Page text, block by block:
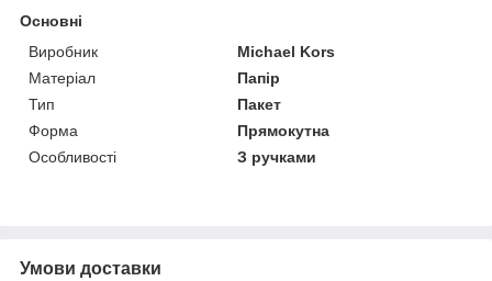
Основні
Виробник
Michael Kors
Матеріал
Папір
Тип
Пакет
Форма
Прямокутна
Особливості
З ручками
Умови доставки